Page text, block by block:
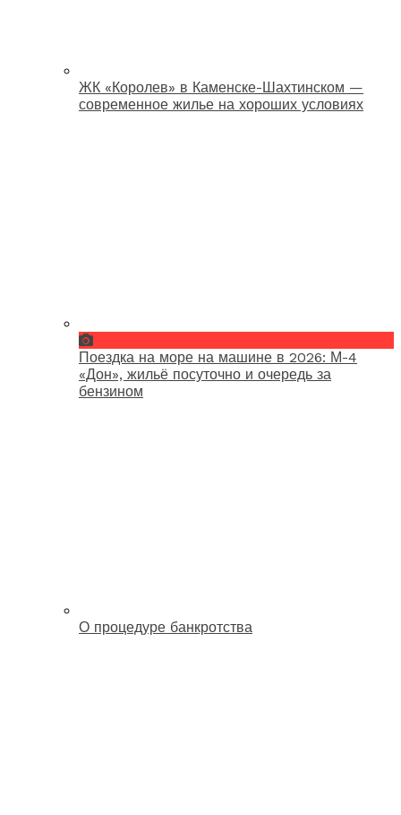
ЖК «Королев» в Каменске-Шахтинском —
современное жилье на хороших условиях
Поездка на море на машине в 2026: М-4
«Дон», жильё посуточно и очередь за
бензином
О процедуре банкротства